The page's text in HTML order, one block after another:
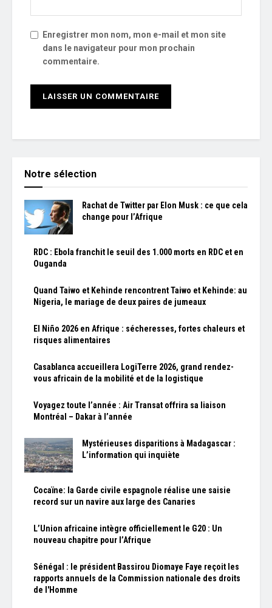
Enregistrer mon nom, mon e-mail et mon site
dans le navigateur pour mon prochain
commentaire.
Notre sélection
Rachat de Twitter par Elon Musk : ce que cela
change pour l’Afrique
RDC : Ebola franchit le seuil des 1.000 morts en RDC et en
Ouganda
Quand Taiwo et Kehinde rencontrent Taiwo et Kehinde: au
Nigeria, le mariage de deux paires de jumeaux
El Niño 2026 en Afrique : sécheresses, fortes chaleurs et
risques alimentaires
Casablanca accueillera LogiTerre 2026, grand rendez-
vous africain de la mobilité et de la logistique
Voyagez toute l’année : Air Transat offrira sa liaison
Montréal – Dakar à l’année
Mystérieuses disparitions à Madagascar :
L’information qui inquiète
Cocaïne: la Garde civile espagnole réalise une saisie
record sur un navire aux large des Canaries
L’Union africaine intègre officiellement le G20 : Un
nouveau chapitre pour l’Afrique
Sénégal : le président Bassirou Diomaye Faye reçoit les
rapports annuels de la Commission nationale des droits
de l'Homme